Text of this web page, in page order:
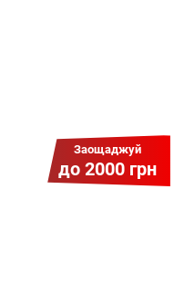
Заощаджуй
до 2000 грн